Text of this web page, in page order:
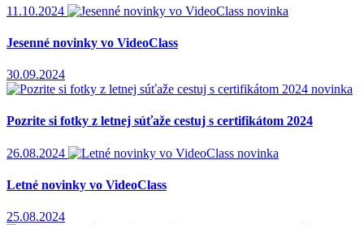
11.10.2024 novinka
Jesenné novinky vo VideoClass
30.09.2024
novinka
Pozrite si fotky z letnej súťaže cestuj s certifikátom 2024
26.08.2024 novinka
Letné novinky vo VideoClass
25.08.2024